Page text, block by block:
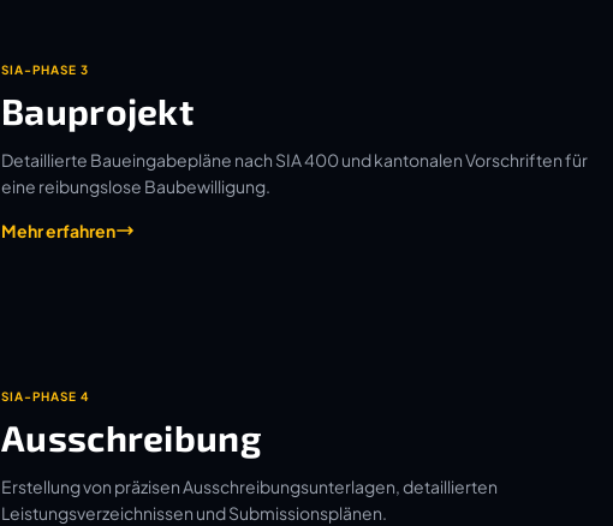
SIA-PHASE 3
Bauprojekt
Detaillierte Baueingabepläne nach SIA 400 und kantonalen Vorschriften für
eine reibungslose Baubewilligung.
Mehr erfahren
SIA-PHASE 4
Ausschreibung
Erstellung von präzisen Ausschreibungsunterlagen, detaillierten
Leistungsverzeichnissen und Submissionsplänen.